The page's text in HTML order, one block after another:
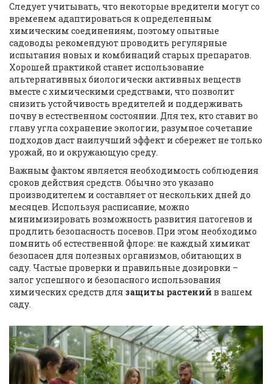
Cледует учитывать, что некоторые вредители могут со
временем адаптироваться к определенным
химическим соединениям, поэтому опытные
садоводы рекомендуют проводить регулярные
испытания новых и комбинаций старых препаратов.
Хорошей практикой станет использование
альтернативных биологически активных веществ
вместе с химическими средствами, что позволит
снизить устойчивость вредителей и поддерживать
почву в естественном состоянии. Для тех, кто ставит во
главу угла сохранение экологии, разумное сочетание
подходов даст наилучший эффект и сбережет не только
урожай, но и окружающую среду.
Важным фактом является необходимость соблюдения
сроков действия средств. Обычно это указано
производителем и составляет от нескольких дней до
месяцев. Используя расписание, можно
минимизировать возможность развития патогенов и
продлить безопасность посевов. При этом необходимо
помнить об естественной флоре: не каждый химикат
безопасен для полезных организмов, обитающих в
саду. Частые проверки и правильные дозировки –
залог успешного и безопасного использования
химических средств для защиты растений в вашем
саду.